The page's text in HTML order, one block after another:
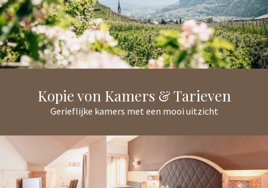
Kopie von Kamers & Tarieven
Gerieflijke kamers met een mooi uitzicht